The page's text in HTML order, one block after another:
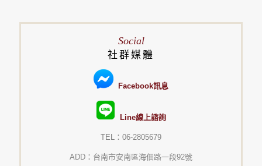
Social
社群媒體
Facebook訊息
Line線上諮詢
TEL：06-2805679
ADD：台南市安南區海佃路一段92號